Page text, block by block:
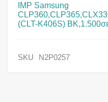
IMP Samsung
(CLT-K406S)
SKU N2P0257